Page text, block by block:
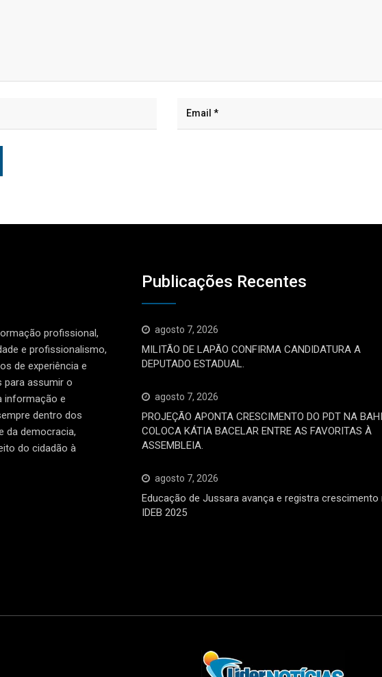
profissional,
e profissionalismo,
de experiência e
para assumir o
informação e
dentro dos
da democracia,
do cidadão à
Publicações Recentes
agosto 7, 2026
MILITÃO DE LAPÃO CONFIRMA CANDIDATURA A
DEPUTADO ESTADUAL.
agosto 7, 2026
PROJEÇÃO APONTA CRESCIMENTO DO PDT NA
COLOCA KÁTIA BACELAR ENTRE AS FAVORITAS À
ASSEMBLEIA.
agosto 7, 2026
Educação de Jussara avança e registra crescimento
IDEB 2025